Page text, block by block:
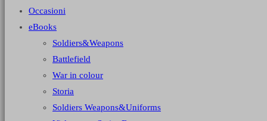
Occasioni
eBooks
Soldiers&Weapons
Battlefield
War in colour
Storia
Soldiers Weapons&Uniforms